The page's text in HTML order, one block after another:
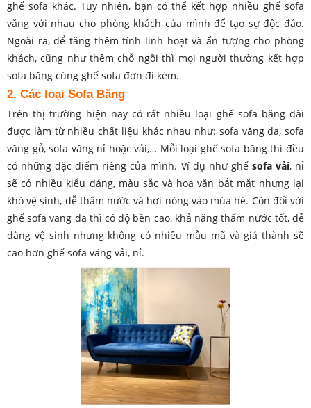
ghế sofa khác. Tuy nhiên, bạn có thể kết hợp nhiều ghế sofa
văng với nhau cho phòng khách của mình để tạo sự độc đáo.
Ngoài ra, để tăng thêm tính linh hoạt và ấn tượng cho phòng
khách, cũng như thêm chỗ ngồi thì mọi người thường kết hợp
sofa băng cùng ghế sofa đơn đi kèm.
2. Các loại Sofa Băng
Trên thị trường hiện nay có rất nhiều loại ghế sofa băng dài
được làm từ nhiều chất liệu khác nhau như: sofa văng da, sofa
văng gỗ, sofa văng nỉ hoặc vải,… Mỗi loại ghế sofa băng thì đều
có những đặc điểm riêng của mình. Ví dụ như ghế sofa vải, nỉ
sẽ có nhiều kiểu dáng, màu sắc và hoa văn bắt mắt nhưng lại
khó vệ sinh, dễ thấm nước và hơi nóng vào mùa hè. Còn đối với
ghế sofa văng da thì có độ bền cao, khả năng thấm nước tốt, dễ
dàng vệ sinh nhưng không có nhiều mẫu mã và giá thành sẽ
cao hơn ghế sofa văng vải, nỉ.